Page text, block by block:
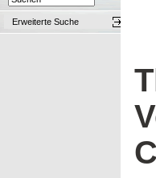
Erweiterte Suche